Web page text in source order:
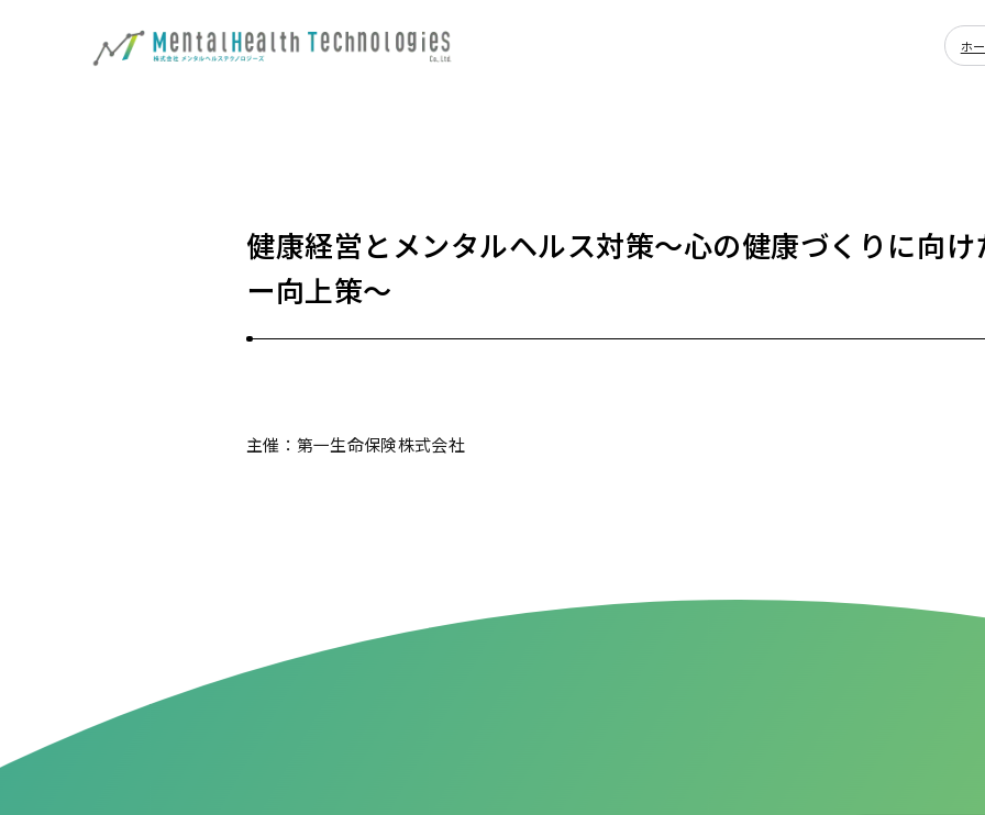
ホ
健康経営とメンタルヘルス対策～心の健康づくりに向
ー向上策～
主催：第一生命保険株式会社